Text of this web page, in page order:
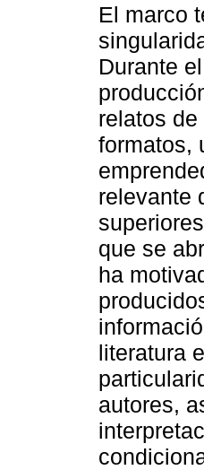
El marco
Durante
relatos
formatos,
relevante
que se
ha
literatura
autores,